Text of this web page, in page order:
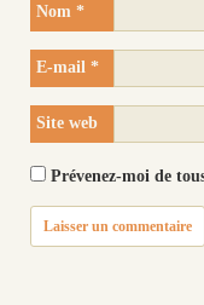
Nom *
E-mail *
Site web
Prévenez-moi de